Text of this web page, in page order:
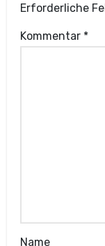
Erforderliche
Kommentar *
Name